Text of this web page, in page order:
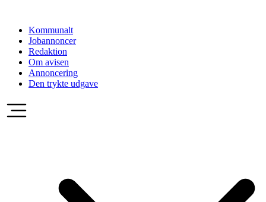
indholdKommunalt
Jobannoncer
Redaktion
Om avisen
Annoncering
Den trykte udgave